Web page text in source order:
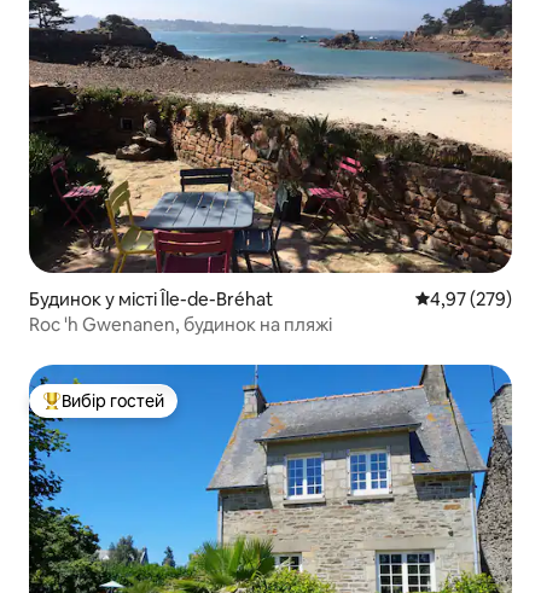
Будинок у місті Île-de-Bréhat Середня
4,97 (279)
Roc 'h Gwenanen, будинок на пляжі
Топ вибір гостей
Вибір гостей